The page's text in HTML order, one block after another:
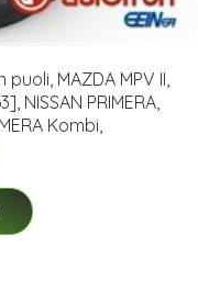
MAZDA MPV II,
NISSAN PRIMERA,
Kombi,